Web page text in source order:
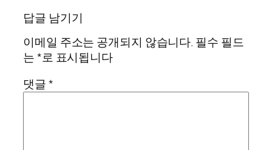
답글 남기기
이메일 주소는 공개되지 않습니다. 필수 필드
는*로 표시됩니다
댓글*